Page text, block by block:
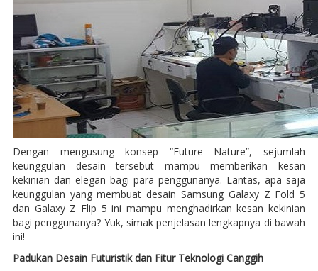
Dengan mengusung konsep “Future Nature”, sejumlah
keunggulan desain tersebut mampu memberikan kesan
kekinian dan elegan bagi para penggunanya. Lantas, apa saja
keunggulan yang membuat desain Samsung Galaxy Z Fold 5
dan Galaxy Z Flip 5 ini mampu menghadirkan kesan kekinian
bagi penggunanya? Yuk, simak penjelasan lengkapnya di bawah
ini!
Padukan Desain Futuristik dan Fitur Teknologi Canggih